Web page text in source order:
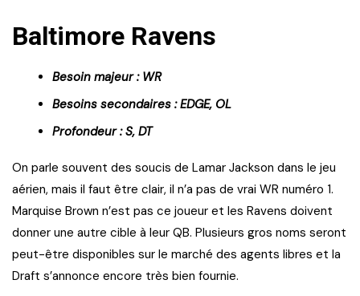
Baltimore Ravens
Besoin majeur : WR
Besoins secondaires : EDGE, OL
Profondeur : S, DT
On parle souvent des soucis de Lamar Jackson dans le jeu
aérien, mais il faut être clair, il n’a pas de vrai WR numéro 1.
Marquise Brown n’est pas ce joueur et les Ravens doivent
donner une autre cible à leur QB. Plusieurs gros noms seront
peut-être disponibles sur le marché des agents libres et la
Draft s’annonce encore très bien fournie.